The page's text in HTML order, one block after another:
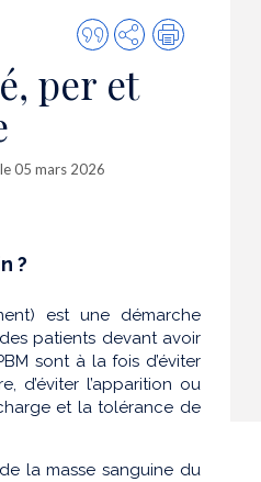
Citer
cette
publication
PartagerImpression
per et
05 mars 2026
?
est une démarche
patients devant avoir
sont à la fois d’éviter
d’éviter l’apparition ou
et la tolérance de
la masse sanguine du